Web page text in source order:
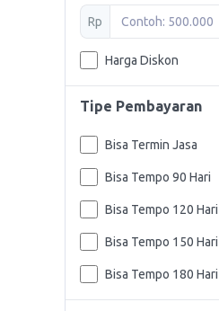
Rp
Harga Diskon
Tipe Pembayaran
Bisa Termin Jasa
Bisa Tempo 90 Hari
Bisa Tempo 120 Hari
Bisa Tempo 150 Hari
Bisa Tempo 180 Hari